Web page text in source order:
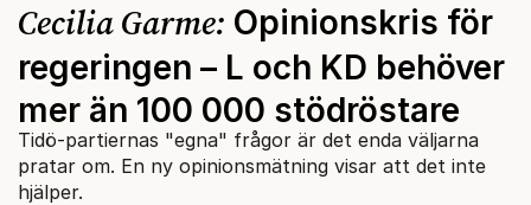
Cecilia Garme: Opinionskris för
regeringen – L och KD behöver
mer än 100 000 stödröstare
Tidö-partiernas "egna" frågor är det enda väljarna
pratar om. En ny opinionsmätning visar att det inte
hjälper.